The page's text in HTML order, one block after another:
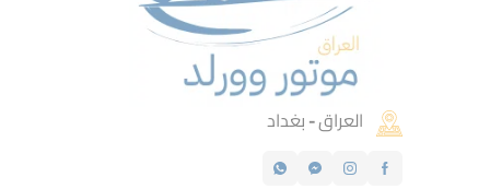
العراق - بغداد